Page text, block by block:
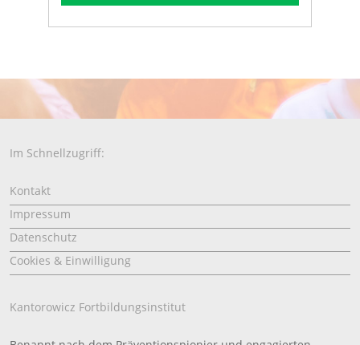
Im Schnellzugriff:
Kontakt
Impressum
Datenschutz
Cookies & Einwilligung
Kantorowicz Fortbildungsinstitut